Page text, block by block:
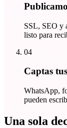
SSL, SEO y
listo para
04
Captas
WhatsApp,
pueden
Una sola